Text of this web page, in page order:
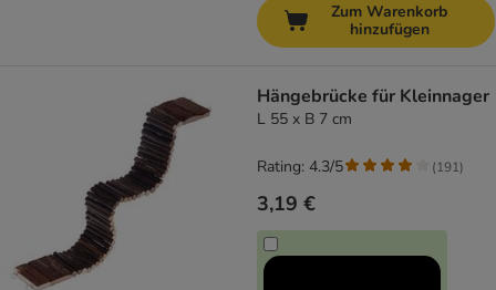
Zum Warenkorb
hinzufügen
Hängebrücke für Kleinnager
L 55 x B 7 cm
3,19 €
Rating: 4.3/5 (191)